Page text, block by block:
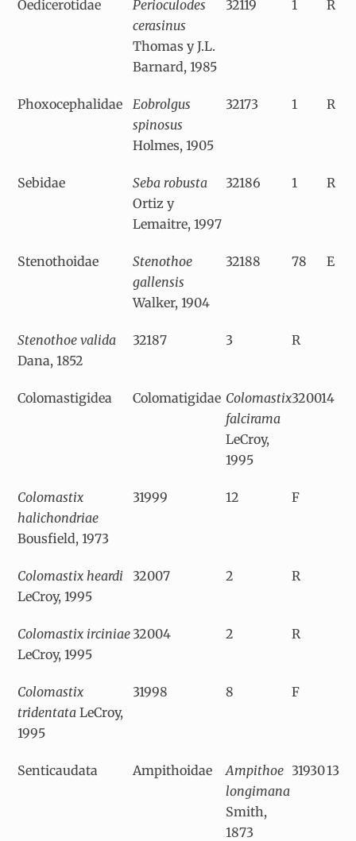
Oedicerotidae
Perioculodes
cerasinus
Thomas y J.L.
Barnard, 1985
32119 1 R
Phoxocephalidae
Eobrolgus
spinosus
Holmes, 1905
32173 1 R
Sebidae
Seba robusta
Ortiz y
Lemaitre, 1997
32186 1 R
Stenothoidae
Stenothoe
gallensis
Walker, 1904
32188 78 E
Stenothoe valida
Dana, 1852
32187 3 R
Colomastigidea Colomatigidae Colomastix
falcirama
LeCroy,
1995
320014
Colomastix
halichondriae
Bousfield, 1973
31999 12 F
Colomastix heardi
LeCroy, 1995
32007 2 R
Colomastix irciniae
LeCroy, 1995
32004 2 R
Colomastix
tridentataLeCroy,
1995
31998 8 F
Senticaudata Ampithoidae
Ampithoe
longimana
Smith,
1873
3193013